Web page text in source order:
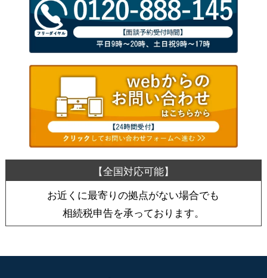
お近くに最寄りの拠点がない場合でも
相続税申告を承っております。